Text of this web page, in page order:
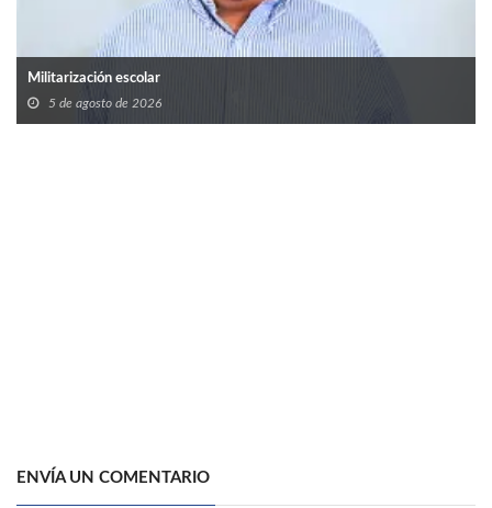
Militarización escolar
5 de agosto de 2026
ENVÍA UN COMENTARIO